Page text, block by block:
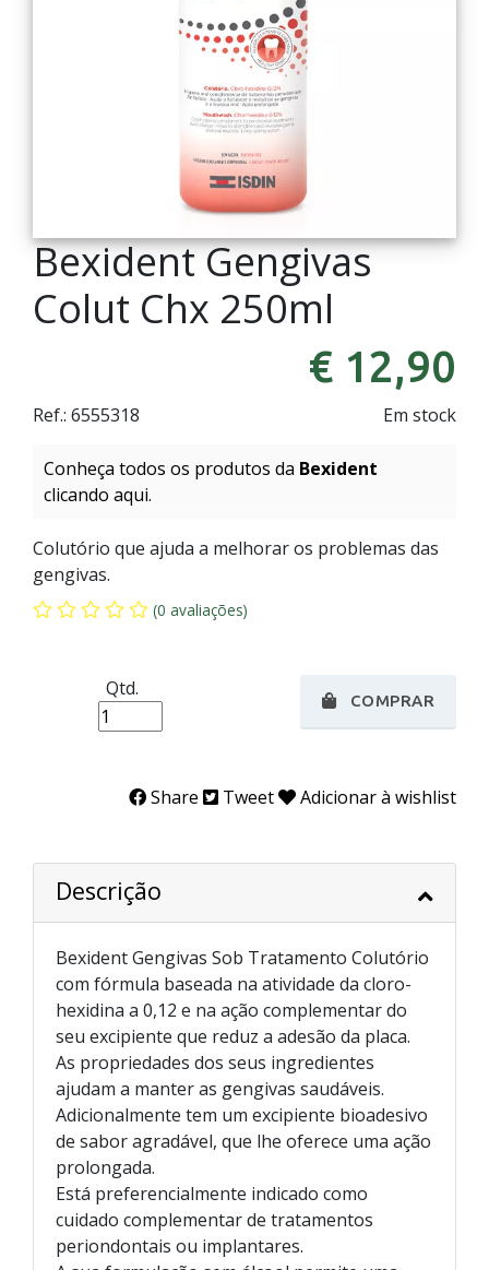
Bexident Gengivas
Colut Chx 250ml
€ 12,90
Em stock
Ref.: 6555318
Conheça todos os produtos da Bexident
clicando aqui.
Colutório que ajuda a melhorar os problemas das
gengivas.
(0 avaliações)
Qtd.
COMPRAR
Share Tweet Adicionar à wishlist
Descrição
Bexident Gengivas Sob Tratamento Colutório
com fórmula baseada na atividade da cloro-
hexidina a 0,12 e na ação complementar do
seu excipiente que reduz a adesão da placa.
As propriedades dos seus ingredientes
ajudam a manter as gengivas saudáveis.
Adicionalmente tem um excipiente bioadesivo
de sabor agradável, que lhe oferece uma ação
prolongada.
Está preferencialmente indicado como
cuidado complementar de tratamentos
periondontais ou implantares.